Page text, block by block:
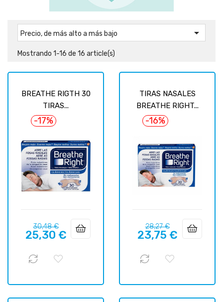
Precio, de más alto a más bajo 
Mostrando 1-16 de 16 article(s)
BREATHE RIGTH 30
TIRAS...
-17%
Precio
regular
30,48 €Precio
25,30 €
TIRAS NASALES
BREATHE RIGHT...
-16%
Precio
regular
28,27 €Precio
23,75 €